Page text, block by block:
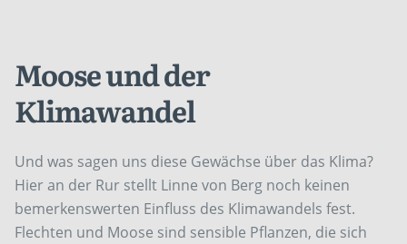
Moose und der
Klimawandel
Und was sagen uns diese Gewächse über das Klima?
Hier an der Rur stellt Linne von Berg noch keinen
bemerkenswerten Einfluss des Klimawandels fest.
Flechten und Moose sind sensible Pflanzen, die sich